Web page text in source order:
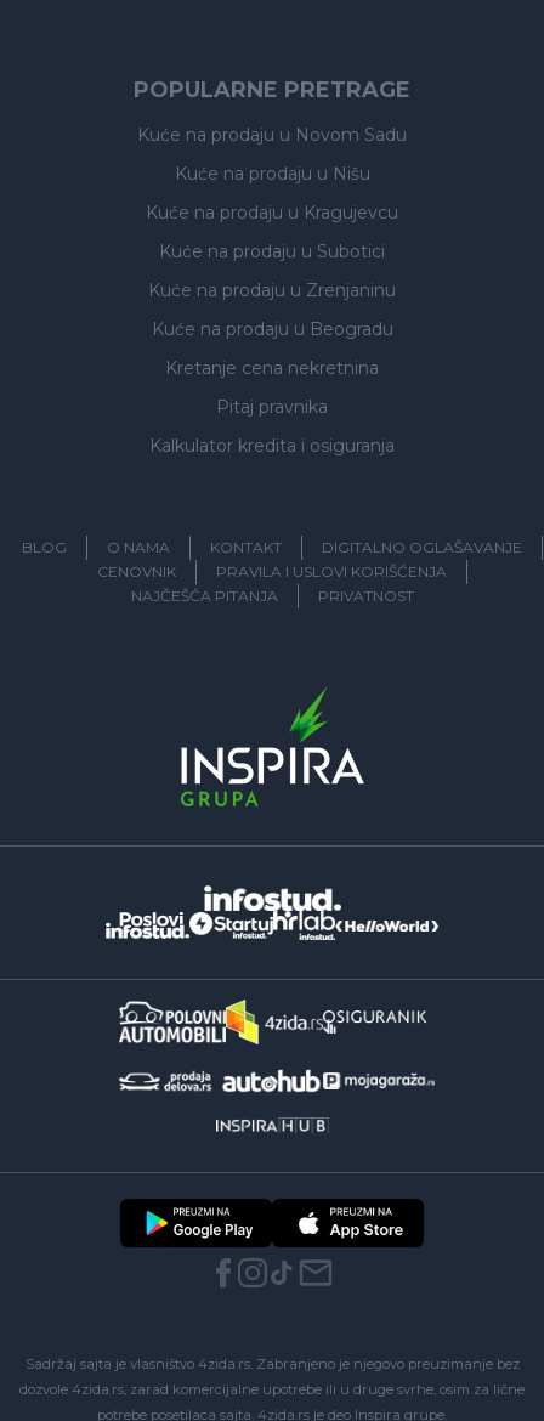
POPULARNE PRETRAGE
Kuće na prodaju u Novom Sadu
Kuće na prodaju u Nišu
Kuće na prodaju u Kragujevcu
Kuće na prodaju u Subotici
Kuće na prodaju u Zrenjaninu
Kuće na prodaju u Beogradu
Kretanje cena nekretnina
Pitaj pravnika
Kalkulator kredita i osiguranja
BLOG O NAMA KONTAKT
DIGITALNO OGLAŠAVANJE
CENOVNIK
PRAVILA I USLOVI KORIŠĆENJA
NAJČEŠĆA PITANJA
PRIVATNOST
Sadržaj sajta je vlasništvo 4zida.rs. Zabranjeno je njegovo preuzimanje bez
dozvole 4zida.rs, zarad komercijalne upotrebe ili u druge svrhe, osim za lične
potrebe posetilaca sajta. 4zida.rs je deo Inspira grupe.